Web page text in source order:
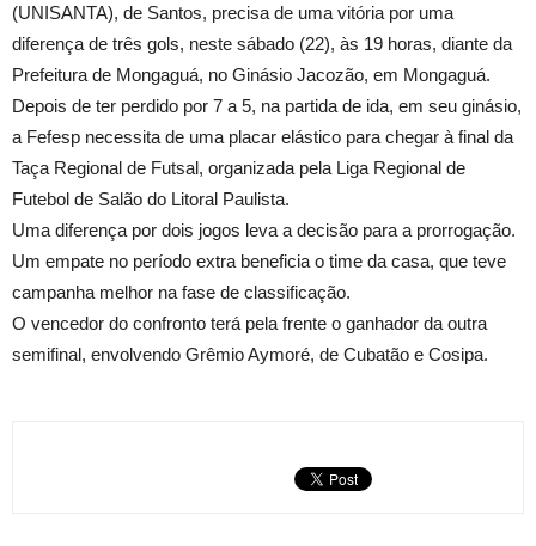
(UNISANTA), de Santos, precisa de uma vitória por uma
diferença de três gols, neste sábado (22), às 19 horas, diante da
Prefeitura de Mongaguá, no Ginásio Jacozão, em Mongaguá.
Depois de ter perdido por 7 a 5, na partida de ida, em seu ginásio,
a Fefesp necessita de uma placar elástico para chegar à final da
Taça Regional de Futsal, organizada pela Liga Regional de
Futebol de Salão do Litoral Paulista.
Uma diferença por dois jogos leva a decisão para a prorrogação.
Um empate no período extra beneficia o time da casa, que teve
campanha melhor na fase de classificação.
O vencedor do confronto terá pela frente o ganhador da outra
semifinal, envolvendo Grêmio Aymoré, de Cubatão e Cosipa.